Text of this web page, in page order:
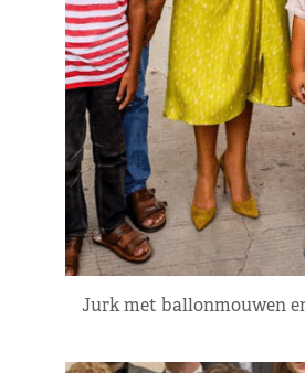
Jurk met ballonmouwen